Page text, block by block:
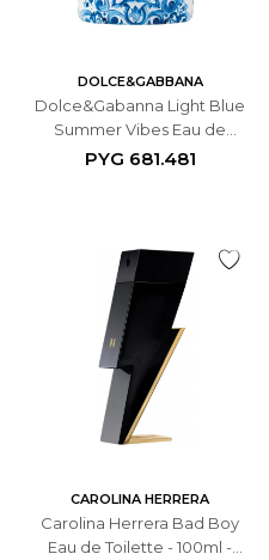
DOLCE&GABBANA
Dolce&Gabanna Light Blue
Summer Vibes Eau de
Toilette 125ml Masculino
PYG 681.481
CAROLINA HERRERA
Carolina Herrera Bad Boy
Eau de Toilette - 100ml -